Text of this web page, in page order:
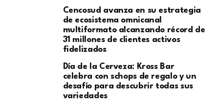
Cencosud avanza en su estrategia
de ecosistema omnicanal
multiformato alcanzando récord de
31 millones de clientes activos
fidelizados
Día de la Cerveza: Kross Bar
celebra con schops de regalo y un
desafío para descubrir todas sus
variedades